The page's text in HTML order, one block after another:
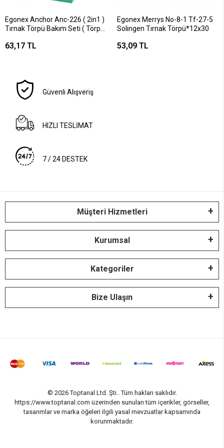
Egonex Anchor Anc-226 ( 2in1 )
Tırnak Törpü Bakım Seti ( Törpü
Temizleme Uçlu )*12x40
63,17 TL
Egonex Merrys No-8-1 Tf-27-5
Solingen Tırnak Törpü*12x30
53,09 TL
Güvenli Alışveriş
HIZLI TESLİMAT
7 / 24 DESTEK
Müşteri Hizmetleri
Kurumsal
Kategoriler
Bize Ulaşın
© 2026 Toptanal Ltd. Şti.. Tüm hakları saklıdır.
https://www.toptanal.com üzerinden sunulan tüm içerikler, görseller,
tasarımlar ve marka öğeleri ilgili yasal mevzuatlar kapsamında
korunmaktadır.